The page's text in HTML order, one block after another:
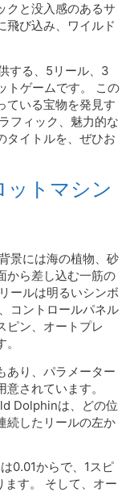
クと没入感のあるサ
飛び込み、ワイルド
する、5リール、3
トゲームです。 この
ている宝物を発見す
フィック、魅力的な
タイトルを、ぜひお
ットマシン
景には海の植物、砂
から差し込む一筋の
ールは明るいシンボ
コントロールパネル
ピン、オートプレ
あり、パラメーター
されています。
Dolphinは、どの位
続したリールの左か
0.01からで、1スピ
ます。 そして、オー